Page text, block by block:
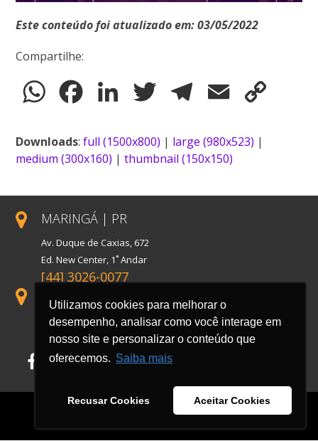
Utilizamos cookies para melhorar o
desempenho, analisar como você interage em
nosso site e personalizar o conteúdo que
oferecemos. Saiba mais
Recusar Cookies Aceitar Cookies
Este conteúdo foi atualizado em: 03/05/2022
Compartilhe:
WhatsAppFacebookLinkedIn Twitter TelegramEmail
Downloads:full (1500x800) | large (980x523) |
medium (300x160) |thumbnail (150x150)
MARINGÁ | PR
Av. Duque de Caxias, 672
Ed. New Center, 1˚ Andar
[44] 3026-0077
Rua Florida, 1738, Conj. 121
Cidade Monções
Facebook
LinkedIn
Instagram